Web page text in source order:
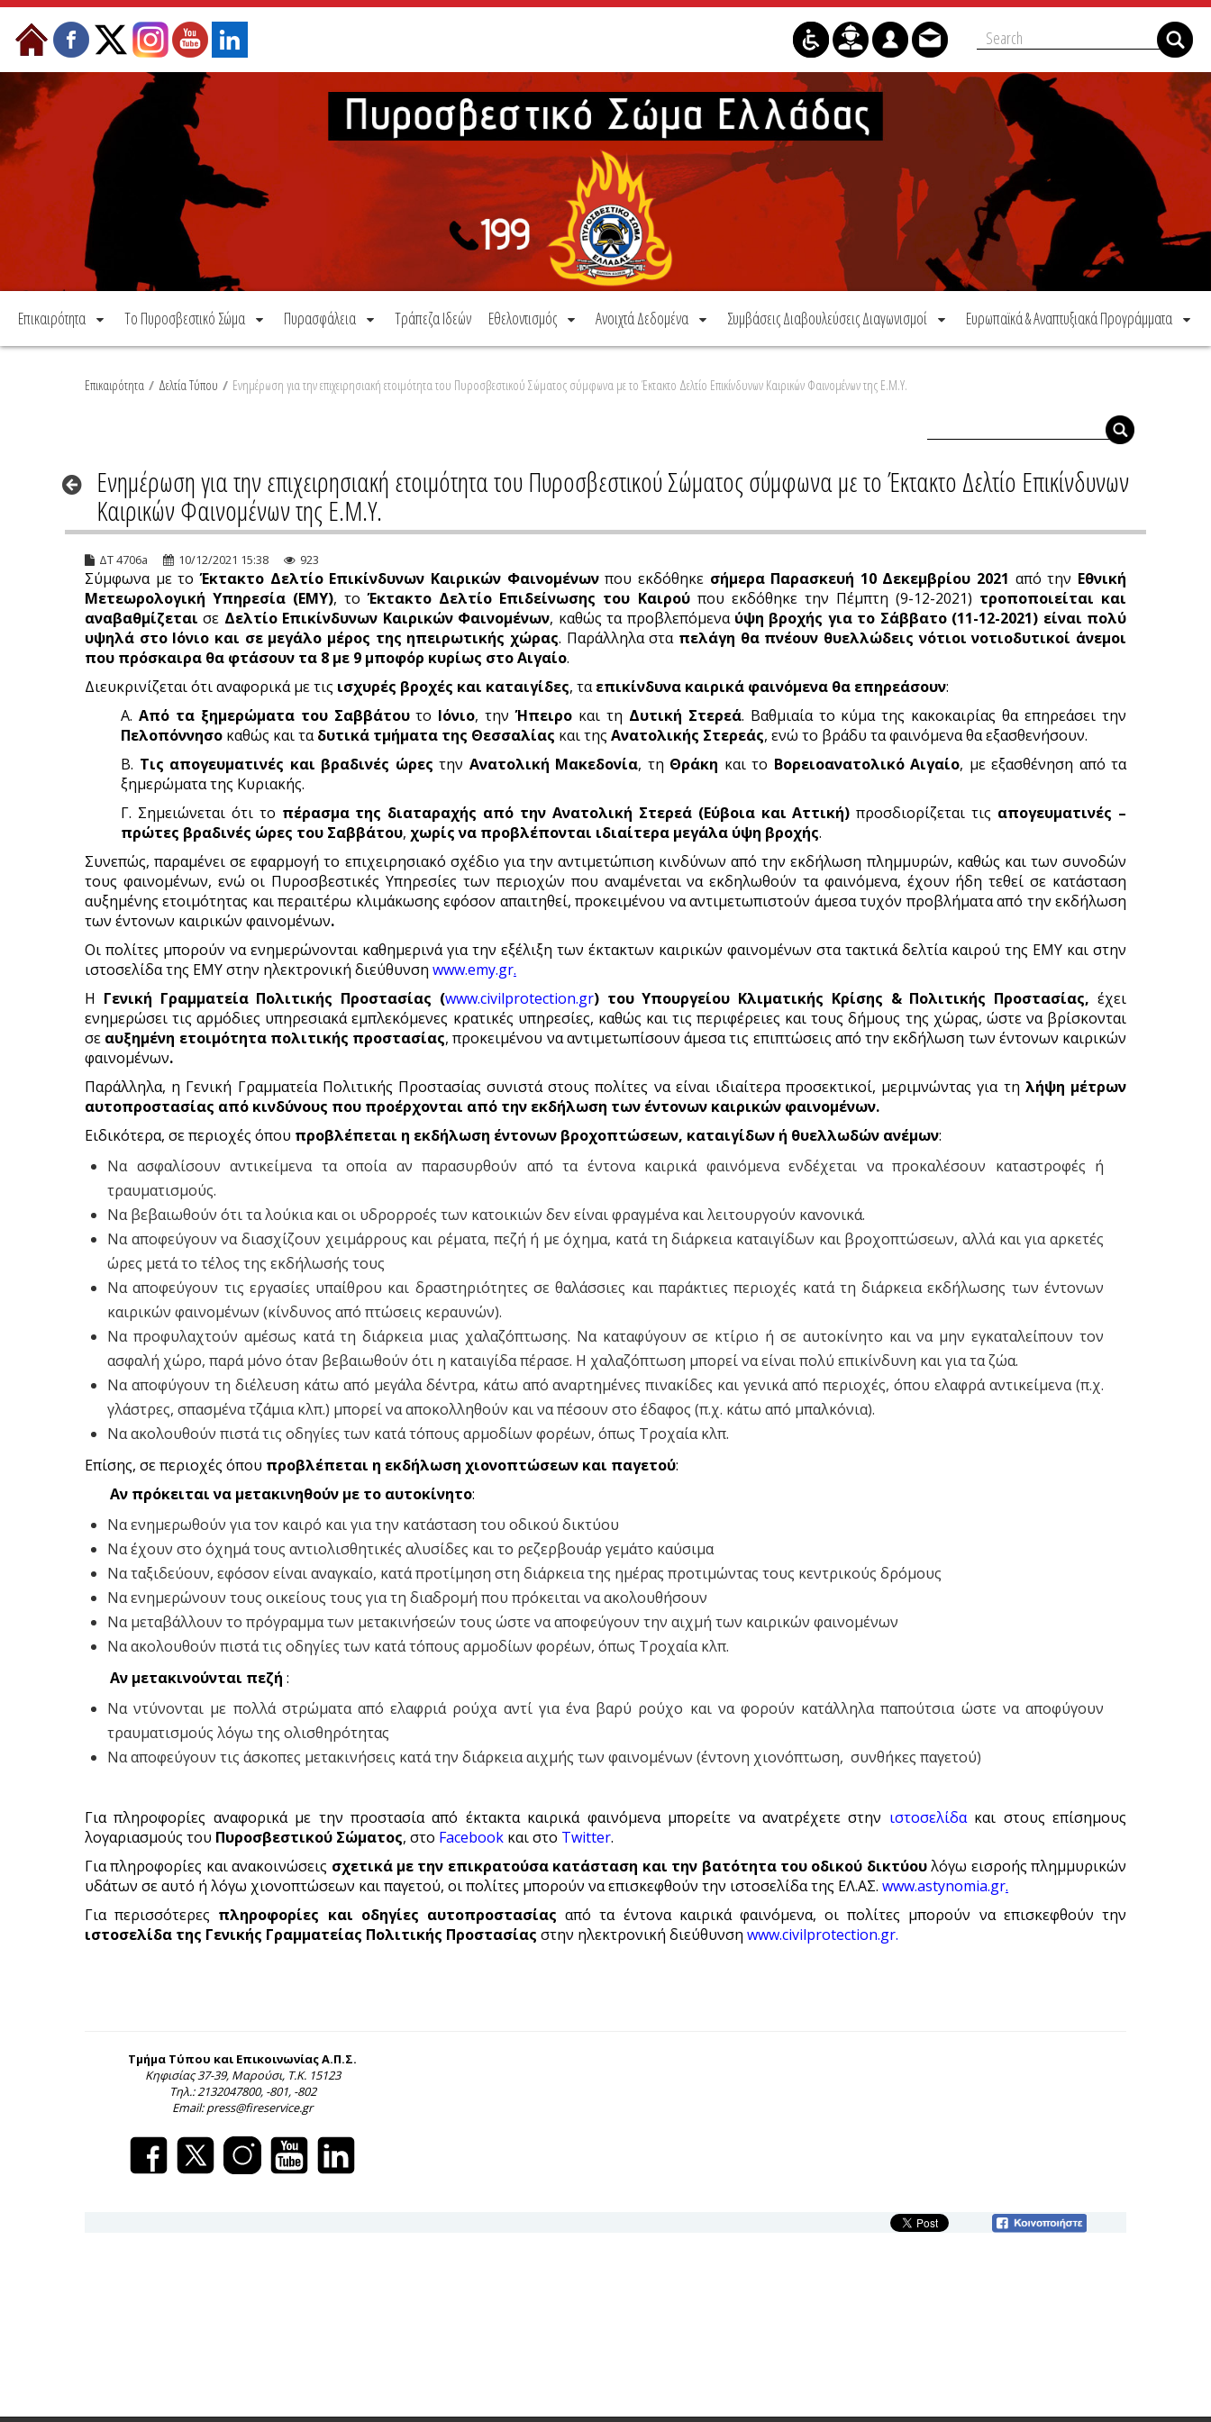
Μετάβαση στο περιεχόμενο
Επικαιρότητα Το Πυροσβεστικό Σώμα Πυρασφάλεια Τράπεζα Ιδεών Εθελοντισμός Ανοιχτά Δεδομένα Συμβάσεις Διαβουλεύσεις Διαγωνισμοί Ευρωπαϊκά & Αναπτυξιακά Προγράμματα
Επικαιρότητα / Δελτία Τύπου / Ενημέρωση για την επιχειρησιακή ετοιμότητα του Πυροσβεστικού Σώματος σύμφωνα με το Έκτακτο Δελτίο Επικίνδυνων Καιρικών Φαινομένων της Ε.Μ.Υ.
Ενημέρωση για την επιχειρησιακή ετοιμότητα του Πυροσβεστικού Σώματος σύμφωνα με το Έκτακτο Δελτίο Επικίνδυνων
Καιρικών Φαινομένων της Ε.Μ.Υ.
ΔΤ 4706a 10/12/2021 15:38 923
Σύμφωνα με τοΈκτακτο Δελτίο Επικίνδυνων Καιρικών Φαινομένωνπου εκδόθηκε σήμερα Παρασκευή 10 Δεκεμβρίου 2021 από την Εθνική
Μετεωρολογική Υπηρεσία (ΕΜΥ), τοΈκτακτο Δελτίο Επιδείνωσης του Καιρούπου εκδόθηκε την Πέμπτη (9-12-2021) τροποποιείται και
αναβαθμίζεταισε Δελτίο Επικίνδυνων Καιρικών Φαινομένων, καθώς τα προβλεπόμενα ύψη βροχής για το Σάββατο (11-12-2021) είναι πολύ
υψηλά στο Ιόνιο και σε μεγάλο μέρος της ηπειρωτικής χώρας. Παράλληλα στα πελάγη θα πνέουν θυελλώδεις νότιοι νοτιοδυτικοί άνεμοι
που πρόσκαιρα θα φτάσουν τα 8 με 9 μποφόρ κυρίως στο Αιγαίο.
Διευκρινίζεται ότι αναφορικά με τις ισχυρές βροχές και καταιγίδες, ταεπικίνδυνα καιρικά φαινόμενα θα επηρεάσουν:
Α. Από τα ξημερώματα του Σαββάτουτο Ιόνιο, τηνΉπειρο και τη Δυτική Στερεά. Βαθμιαία το κύμα της κακοκαιρίας θα επηρεάσει την
Πελοπόννησο καθώς και ταδυτικά τμήματα της Θεσσαλίας και της Ανατολικής Στερεάς, ενώ το βράδυ τα φαινόμενα θα εξασθενήσουν.
Β. Τις απογευματινές και βραδινές ώρες την Ανατολική Μακεδονία, τη Θράκη και το Βορειοανατολικό Αιγαίο, με εξασθένηση από τα
ξημερώματα της Κυριακής.
Γ. Σημειώνεται ότι το πέρασμα της διαταραχής από την Ανατολική Στερεά (Εύβοια και Αττική) προσδιορίζεται τις απογευματινές –
πρώτες βραδινές ώρες του Σαββάτου, χωρίς να προβλέπονται ιδιαίτερα μεγάλα ύψη βροχής.
Συνεπώς, παραμένει σε εφαρμογή το επιχειρησιακό σχέδιο για την αντιμετώπιση κινδύνων από την εκδήλωση πλημμυρών, καθώς και των συνοδών
τους φαινομένων, ενώ οι Πυροσβεστικές Υπηρεσίες των περιοχών που αναμένεται να εκδηλωθούν τα φαινόμενα, έχουν ήδη τεθεί σε κατάσταση
αυξημένης ετοιμότητας και περαιτέρω κλιμάκωσης εφόσον απαιτηθεί, προκειμένου να αντιμετωπιστούν άμεσα τυχόν προβλήματα από την εκδήλωση
των έντονων καιρικών φαινομένων.
Οι πολίτες μπορούν να ενημερώνονται καθημερινά για την εξέλιξη των έκτακτων καιρικών φαινομένων στα τακτικά δελτία καιρού της ΕΜΥ και στην
ιστοσελίδα της ΕΜΥ στην ηλεκτρονική διεύθυνση www.emy.gr.
Η Γενική Γραμματεία Πολιτικής Προστασίας (www.civilprotection.gr) του Υπουργείου Κλιματικής Κρίσης & Πολιτικής Προστασίας, έχει
ενημερώσει τις αρμόδιες υπηρεσιακά εμπλεκόμενες κρατικές υπηρεσίες, καθώς και τις περιφέρειες και τους δήμους της χώρας, ώστε να βρίσκονται
σε αυξημένη ετοιμότητα πολιτικής προστασίας, προκειμένου να αντιμετωπίσουν άμεσα τις επιπτώσεις από την εκδήλωση των έντονων καιρικών
φαινομένων.
Παράλληλα, η Γενική Γραμματεία Πολιτικής Προστασίας συνιστά στους πολίτες να είναι ιδιαίτερα προσεκτικοί, μεριμνώντας για τη λήψη μέτρων
αυτοπροστασίας από κινδύνους που προέρχονται από την εκδήλωση των έντονων καιρικών φαινομένων.
Ειδικότερα, σε περιοχές όπου προβλέπεται η εκδήλωση έντονων βροχοπτώσεων, καταιγίδων ή θυελλωδών ανέμων:
Να ασφαλίσουν αντικείμενα τα οποία αν παρασυρθούν από τα έντονα καιρικά φαινόμενα ενδέχεται να προκαλέσουν καταστροφές ή
τραυματισμούς.
Να βεβαιωθούν ότι τα λούκια και οι υδρορροές των κατοικιών δεν είναι φραγμένα και λειτουργούν κανονικά.
Να αποφεύγουν να διασχίζουν χειμάρρους και ρέματα, πεζή ή με όχημα, κατά τη διάρκεια καταιγίδων και βροχοπτώσεων, αλλά και για αρκετές
ώρες μετά το τέλος της εκδήλωσής τους
Να αποφεύγουν τις εργασίες υπαίθρου και δραστηριότητες σε θαλάσσιες και παράκτιες περιοχές κατά τη διάρκεια εκδήλωσης των έντονων
καιρικών φαινομένων (κίνδυνος από πτώσεις κεραυνών).
Να προφυλαχτούν αμέσως κατά τη διάρκεια μιας χαλαζόπτωσης. Να καταφύγουν σε κτίριο ή σε αυτοκίνητο και να μην εγκαταλείπουν τον
ασφαλή χώρο, παρά μόνο όταν βεβαιωθούν ότι η καταιγίδα πέρασε. Η χαλαζόπτωση μπορεί να είναι πολύ επικίνδυνη και για τα ζώα.
Να αποφύγουν τη διέλευση κάτω από μεγάλα δέντρα, κάτω από αναρτημένες πινακίδες και γενικά από περιοχές, όπου ελαφρά αντικείμενα (π.χ.
γλάστρες, σπασμένα τζάμια κλπ.) μπορεί να αποκολληθούν και να πέσουν στο έδαφος (π.χ. κάτω από μπαλκόνια).
Να ακολουθούν πιστά τις οδηγίες των κατά τόπους αρμοδίων φορέων, όπως Τροχαία κλπ.
Επίσης, σε περιοχές όπου προβλέπεται η εκδήλωση χιονοπτώσεων και παγετού:
Αν πρόκειται να μετακινηθούν με το αυτοκίνητο:
Να ενημερωθούν για τον καιρό και για την κατάσταση του οδικού δικτύου
Να έχουν στο όχημά τους αντιολισθητικές αλυσίδες και το ρεζερβουάρ γεμάτο καύσιμα
Να ταξιδεύουν, εφόσον είναι αναγκαίο, κατά προτίμηση στη διάρκεια της ημέρας προτιμώντας τους κεντρικούς δρόμους
Να ενημερώνουν τους οικείους τους για τη διαδρομή που πρόκειται να ακολουθήσουν
Να μεταβάλλουν το πρόγραμμα των μετακινήσεών τους ώστε να αποφεύγουν την αιχμή των καιρικών φαινομένων
Να ακολουθούν πιστά τις οδηγίες των κατά τόπους αρμοδίων φορέων, όπως Τροχαία κλπ.
Αν μετακινούνται πεζή :
Να ντύνονται με πολλά στρώματα από ελαφριά ρούχα αντί για ένα βαρύ ρούχο και να φορούν κατάλληλα παπούτσια ώστε να αποφύγουν
τραυματισμούς λόγω της ολισθηρότητας
Να αποφεύγουν τις άσκοπες μετακινήσεις κατά την διάρκεια αιχμής των φαινομένων (έντονη χιονόπτωση, συνθήκες παγετού)
Για πληροφορίες αναφορικά με την προστασία από έκτακτα καιρικά φαινόμενα μπορείτε να ανατρέχετε στην ιστοσελίδα και στους επίσημους
λογαριασμούς του Πυροσβεστικού Σώματος, στο Facebook και στο Twitter.
Για πληροφορίες και ανακοινώσεις σχετικά με την επικρατούσα κατάσταση και την βατότητα του οδικού δικτύουλόγω εισροής πλημμυρικών
υδάτων σε αυτό ή λόγω χιονοπτώσεων και παγετού, οι πολίτες μπορούν να επισκεφθούν την ιστοσελίδα της ΕΛ.ΑΣ. www.astynomia.gr.
Για περισσότερες πληροφορίες και οδηγίες αυτοπροστασίας από τα έντονα καιρικά φαινόμενα, οι πολίτες μπορούν να επισκεφθούν την
ιστοσελίδα της Γενικής Γραμματείας Πολιτικής Προστασίας στην ηλεκτρονική διεύθυνση www.civilprotection.gr.
Τμήμα Τύπου και Επικοινωνίας Α.Π.Σ.
Κηφισίας 37-39, Μαρούσι, Τ.Κ. 15123
Τηλ.: 2132047800, -801, -802
Email: press@fireservice.gr